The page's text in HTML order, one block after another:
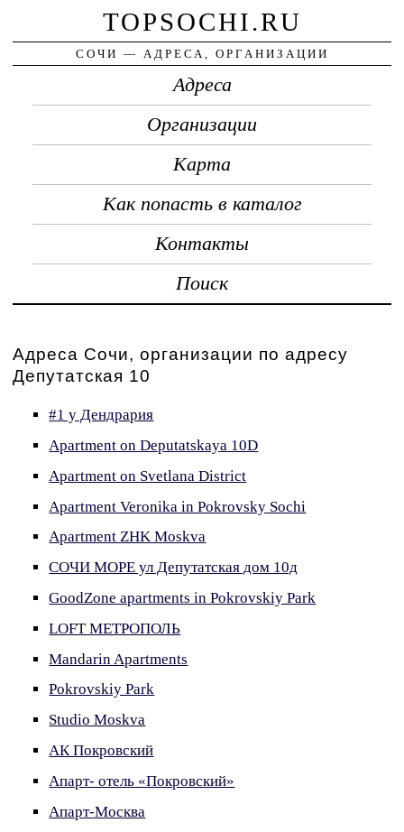
TOPSOCHI.RU
СОЧИ — АДРЕСА, ОРГАНИЗАЦИИ
Адреса
Организации
Карта
Как попасть в каталог
Контакты
Поиск
Адреса Сочи, организации по адресу
Депутатская 10
#1 у Дендрария
Apartment on Deputatskaya 10D
Apartment on Svetlana District
Apartment Veronika in Pokrovsky Sochi
Apartment ZHK Moskva
CОЧИ МОРЕ ул Депутатская дом 10д
GoodZone apartments in Pokrovskiy Park
LOFT МЕТРОПОЛЬ
Mandarin Apartments
Pokrovskiy Park
Studio Moskva
АК Покровский
Апарт- отель «Покровский»
Апарт-Москва